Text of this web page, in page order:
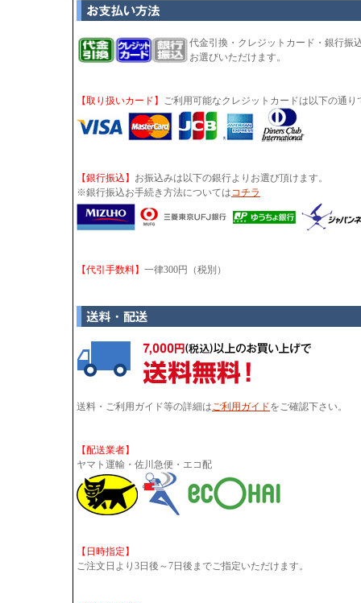
代金引換・クレジットカード・銀行振
お選びいただけます。
【取り扱いカード】 ご利用可能なクレジットカードは以下の通り
【銀行振込】 お振込みは以下の銀行よりお選び頂けます。
※銀行振込お手続き方法についてはコチラ
【代引手数料】 一律300円（税別）
送料・ご利用ガイド等の詳細はご利用ガイドをご確認下さい。
【配送業者】
ヤマト運輸・佐川急便・エコ配
【日時指定】
ご注文日より3日後～7日後までご指定いただけます。